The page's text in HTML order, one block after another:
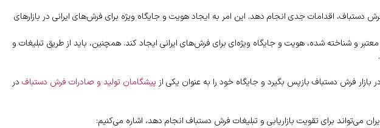
دستباف، اقدامات جدی انجام دهد. این امر به ایجاد هویت و جایگاه ویژه برای فرش‌های ایرانی در بازارهای
معتبر و شناخته شده، هویت و جایگاه ویژه‌ای برای فرش‌های ایرانی ایجاد کند. همچنین، باید از طریق تبلیغات و
بازار فرش دستباف بازپس بگیرد و جایگاه خود را به عنوان یکی از پیشگامان تولید و صادرات فرش دستباف در
می‌تواند برای تقویت بازاریابی و تبلیغات فرش دستباف انجام دهد، اشاره می‌کنیم: